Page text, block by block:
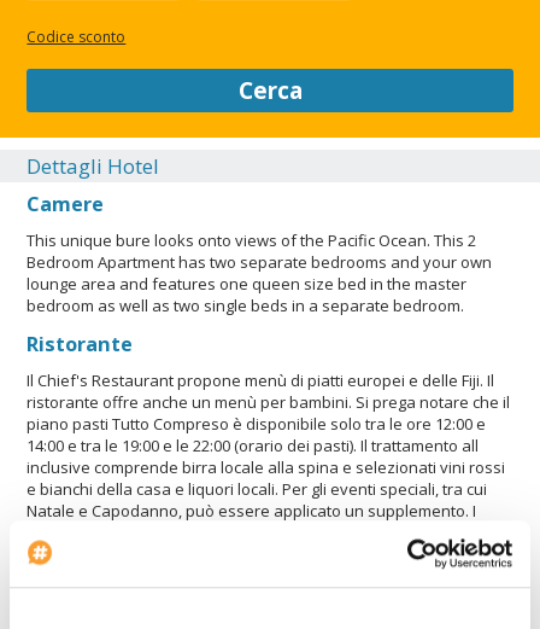
Codice sconto
Cerca
Dettagli Hotel
Camere
This unique bure looks onto views of the Pacific Ocean. This 2
Bedroom Apartment has two separate bedrooms and your own
lounge area and features one queen size bed in the master
bedroom as well as two single beds in a separate bedroom.
Ristorante
Il Chief's Restaurant propone menù di piatti europei e delle Fiji. Il
ristorante offre anche un menù per bambini. Si prega notare che il
piano pasti Tutto Compreso è disponibile solo tra le ore 12:00 e
14:00 e tra le 19:00 e le 22:00 (orario dei pasti). Il trattamento all
inclusive comprende birra locale alla spina e selezionati vini rossi
e bianchi della casa e liquori locali. Per gli eventi speciali, tra cui
Natale e Capodanno, può essere applicato un supplemento. I
gratuitamente solo dalle 07:00 alle 10:00, dalle 12:00 alle 13:00 e
dalle 17:00 alle 18.00. A ogni pasto sarà necessario indossare un